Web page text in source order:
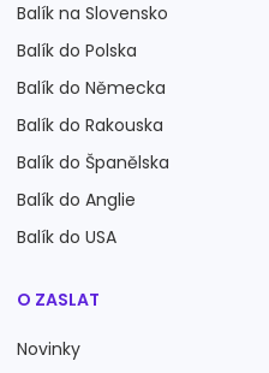
Balík na Slovensko
Balík do Polska
Balík do Německa
Balík do Rakouska
Balík do Španělska
Balík do Anglie
Balík do USA
O ZASLAT
Novinky